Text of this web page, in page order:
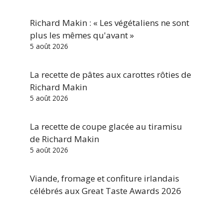
Richard Makin : « Les végétaliens ne sont
plus les mêmes qu'avant »
5 août 2026
La recette de pâtes aux carottes rôties de
Richard Makin
5 août 2026
La recette de coupe glacée au tiramisu
de Richard Makin
5 août 2026
Viande, fromage et confiture irlandais
célébrés aux Great Taste Awards 2026